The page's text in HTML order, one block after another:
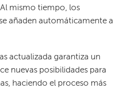
mismo tiempo, los
añaden automáticamente a
actualizada garantiza un
nuevas posibilidades para
haciendo el proceso más